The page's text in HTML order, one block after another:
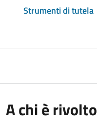
Strumenti di tutela
A chi è rivolto